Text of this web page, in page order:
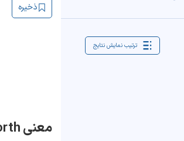
ترتیب نمایش نتایج
ذخیره
معنی Leavenworth | جمله با Leavenworth